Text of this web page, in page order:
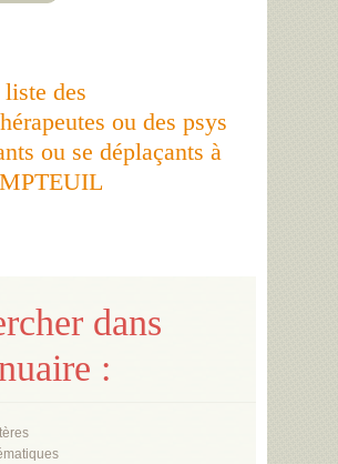
des
ou des psys
ou se déplaçants à
dans
: